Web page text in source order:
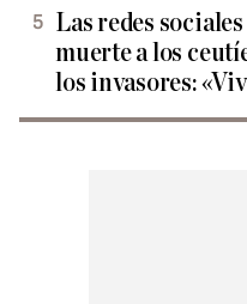
Las redes
muerte a los
los invasores: